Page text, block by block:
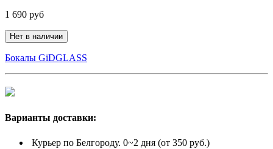
1 690 руб
Нет в наличии
Бокалы GiDGLASS
Варианты доставки:
Курьер по Белгороду. 0~2 дня (от 350 руб.)